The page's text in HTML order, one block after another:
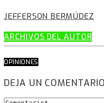
JEFFERSON BERMÚDEZ
ARCHIVOS DEL AUTOR
OPINIONES
DEJA UN COMENTARIO